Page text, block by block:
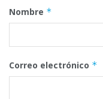
Nombre *
Correo electrónico *